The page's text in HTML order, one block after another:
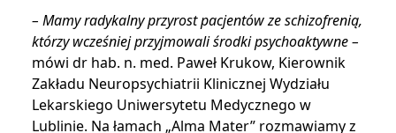
– Mamy radykalny przyrost pacjentów ze schizofrenią,
którzy wcześniej przyjmowali środki psychoaktywne –
mówi dr hab. n. med. Paweł Krukow, Kierownik
Zakładu Neuropsychiatrii Klinicznej Wydziału
Lekarskiego Uniwersytetu Medycznego w
Lublinie. Na łamach „Alma Mater” rozmawiamy z